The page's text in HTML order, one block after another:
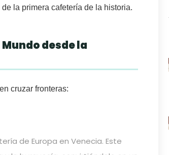
la primera cafetería de la historia.
desde la
cruzar fronteras:
de Europa en Venecia. Este